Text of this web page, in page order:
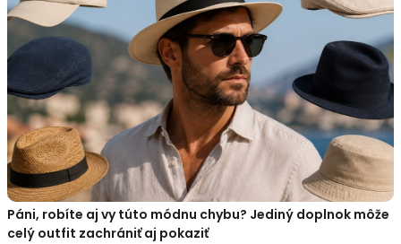
Páni, robíte aj vy túto módnu chybu? Jediný doplnok môže
celý outfit zachrániť aj pokaziť